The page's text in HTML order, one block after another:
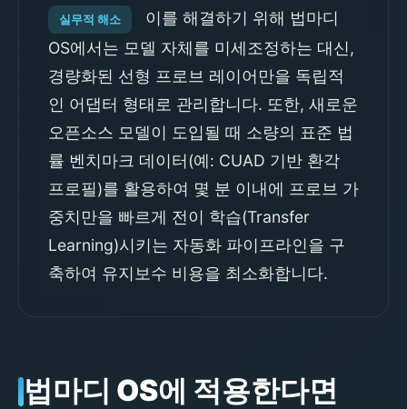
실무적 해소
이를 해결하기 위해 법마디
OS에서는 모델 자체를 미세조정하는 대신,
경량화된 선형 프로브 레이어만을 독립적
인 어댑터 형태로 관리합니다. 또한, 새로운
오픈소스 모델이 도입될 때 소량의 표준 법
률 벤치마크 데이터(예: CUAD 기반 환각
프로필)를 활용하여 몇 분 이내에 프로브 가
중치만을 빠르게 전이 학습(Transfer
Learning)시키는 자동화 파이프라인을 구
축하여 유지보수 비용을 최소화합니다.
법마디 OS에 적용한다면